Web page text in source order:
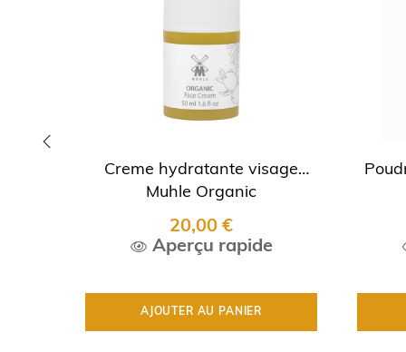
Creme hydratante visage
Muhle Organic
20,00 €
Aperçu rapide
AJOUTER AU PANIER